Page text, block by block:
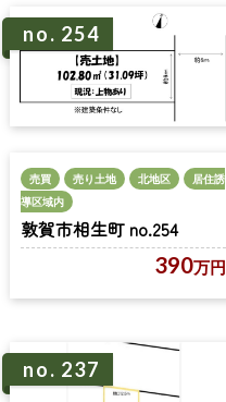
no. 254
売買 売り土地 北地区
居住誘
導区域内
敦賀市相生町 no.254
390万円
no. 237